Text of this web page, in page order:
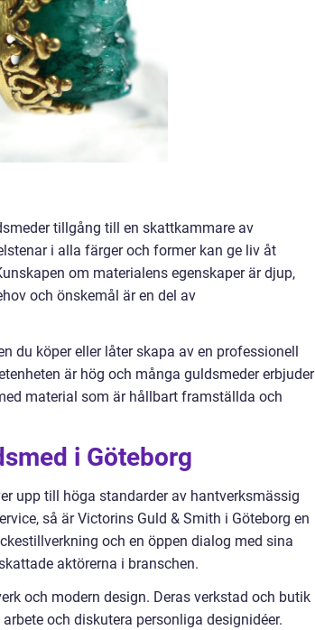
tillgång till en skattkammare av
i alla färger och former kan ge liv åt
om materialens egenskaper är djup,
och önskemål är en del av
du köper eller låter skapa av en professionell
är hög och många guldsmeder erbjuder
material som är hållbart framställda och
i Göteborg
upp till höga standarder av hantverksmässig
så är Victorins Guld & Smith i Göteborg en
och en öppen dialog med sina
aktörerna i branschen.
och modern design. Deras verkstad och butik
och diskutera personliga designidéer.